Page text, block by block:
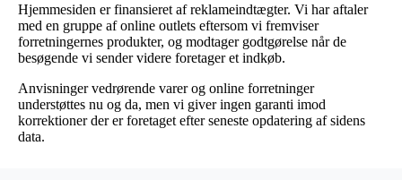
Hjemmesiden er finansieret af reklameindtægter. Vi har aftaler
med en gruppe af online outlets eftersom vi fremviser
forretningernes produkter, og modtager godtgørelse når de
besøgende vi sender videre foretager et indkøb.
Anvisninger vedrørende varer og online forretninger
understøttes nu og da, men vi giver ingen garanti imod
korrektioner der er foretaget efter seneste opdatering af sidens
data.